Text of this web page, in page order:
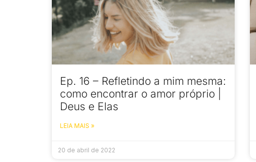
Ep. 16 – Refletindo a mim mesma:
como encontrar o amor próprio |
Deus e Elas
LEIA MAIS »
20 de abril de 2022